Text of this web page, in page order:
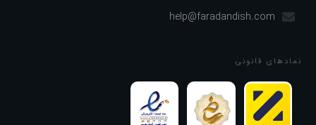
help@faradandish.com
نماد‌های قانونی